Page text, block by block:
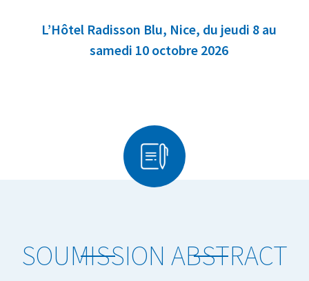
L’Hôtel Radisson Blu, Nice, du jeudi 8 au
samedi 10 octobre 2026
SOUMISSION ABSTRACT